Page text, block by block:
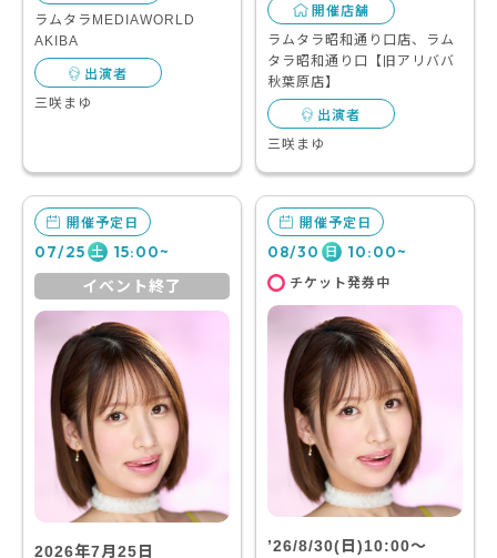
ラムタラMEDIAWORLD
AKIBA
出演者
三咲まゆ
開催店舗
ラムタラ昭和通り口店、ラム
タラ昭和通り口【旧アリババ
秋葉原店】
出演者
三咲まゆ
開催予定日
07/25 土 15:00~
イベント終了
2026年7月25日
開催予定日
08/30 日 10:00~
チケット発券中
’26/8/30(日)10:00～